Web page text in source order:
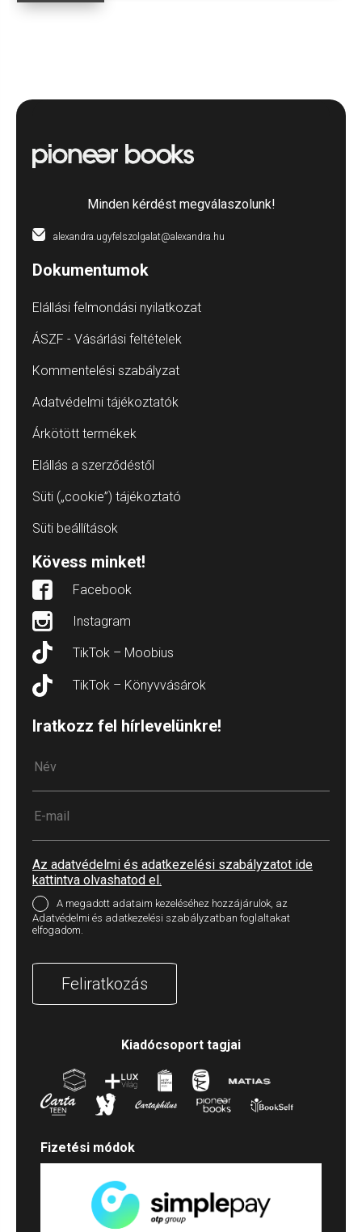
Minden kérdést megválaszolunk!
alexandra.ugyfelszolgalat@alexandra.hu
Dokumentumok
Elállási felmondási nyilatkozat
ÁSZF - Vásárlási feltételek
Kommentelési szabályzat
Adatvédelmi tájékoztatók
Árkötött termékek
Elállás a szerződéstől
Süti („cookie”) tájékoztató
Süti beállítások
Kövess minket!
Facebook
Instagram
TikTok – Moobius
TikTok – Könyvvásárok
Iratkozz fel hírlevelünkre!
Az adatvédelmi és adatkezelési szabályzatot ide
kattintva olvashatod el.
A megadott adataim kezeléséhez hozzájárulok, az
Adatvédelmi és adatkezelési szabályzatban foglaltakat
elfogadom.
Feliratkozás
Kiadócsoport tagjai
Fizetési módok